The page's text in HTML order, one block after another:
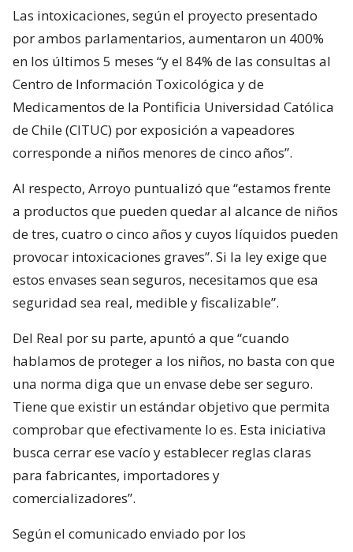
Las intoxicaciones, según el proyecto presentado
por ambos parlamentarios, aumentaron un 400%
en los últimos 5 meses “y el 84% de las consultas al
Centro de Información Toxicológica y de
Medicamentos de la Pontificia Universidad Católica
de Chile (CITUC) por exposición a vapeadores
corresponde a niños menores de cinco años”.
Al respecto, Arroyo puntualizó que “estamos frente
a productos que pueden quedar al alcance de niños
de tres, cuatro o cinco años y cuyos líquidos pueden
provocar intoxicaciones graves”. Si la ley exige que
estos envases sean seguros, necesitamos que esa
seguridad sea real, medible y fiscalizable”.
Del Real por su parte, apuntó a que “cuando
hablamos de proteger a los niños, no basta con que
una norma diga que un envase debe ser seguro.
Tiene que existir un estándar objetivo que permita
comprobar que efectivamente lo es. Esta iniciativa
busca cerrar ese vacío y establecer reglas claras
para fabricantes, importadores y
comercializadores”.
Según el comunicado enviado por los